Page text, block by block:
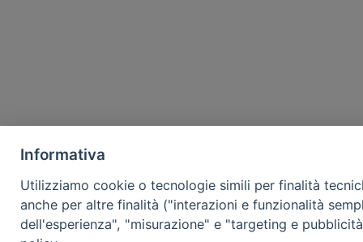
Informativa
Utilizziamo cookie o tecnologie simili per finalità
anche per altre finalità ("interazioni e funzionalità
dell'esperienza", "misurazione" e "targeting e